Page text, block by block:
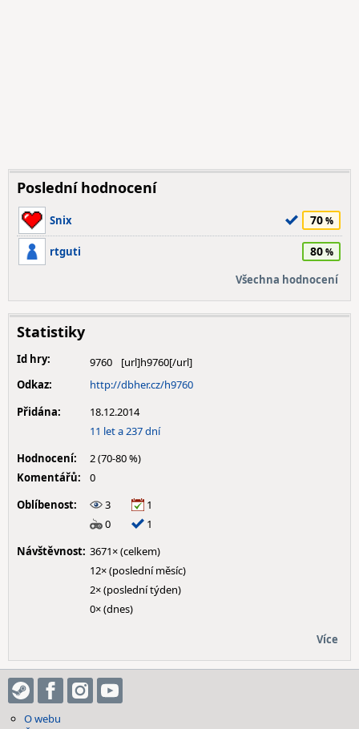
Poslední hodnocení
Snix 70
rtguti 80
Všechna hodnocení
Statistiky
Id hry:
9760
Odkaz:
http://dbher.cz/h9760
Přidána:
18.12.2014
11 let a 237 dní
Hodnocení:
2 (70-80 %)
Komentářů:
0
Oblíbenost:
3
1
0
1
Návštěvnost: 3671× (celkem)
12× (poslední měsíc)
2× (poslední týden)
0× (dnes)
Více
O webu